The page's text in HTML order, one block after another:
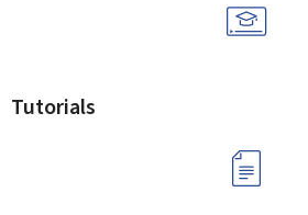
Tutorials